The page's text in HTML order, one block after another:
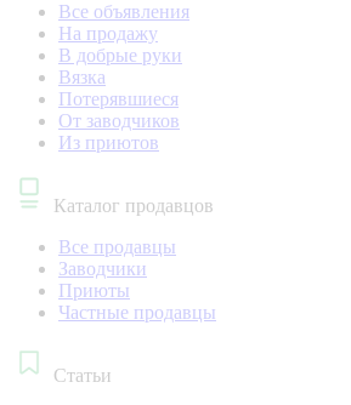
Все объявления
На продажу
В добрые руки
Вязка
Потерявшиеся
От заводчиков
Из приютов
Каталог продавцов
Все продавцы
Заводчики
Приюты
Частные продавцы
Статьи